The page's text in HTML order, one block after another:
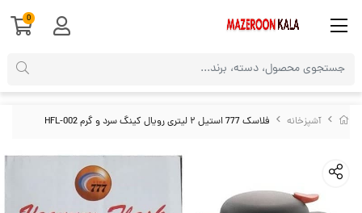
آشپزخانه فلاسک 777 استیل ۲ لیتری رویال کینگ سرد و گرم HFL-002
0